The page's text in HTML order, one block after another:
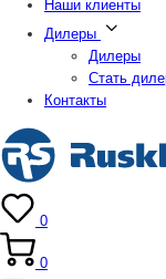
Наши клиенты
Дилеры
Дилеры
Стать
Контакты
0
0